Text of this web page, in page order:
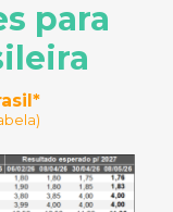
para